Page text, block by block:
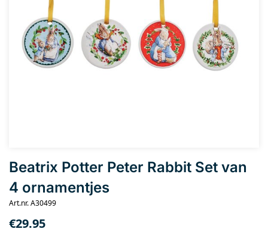
Beatrix Potter Peter Rabbit Set van
4 ornamentjes
Art.nr. A30499
€29.95